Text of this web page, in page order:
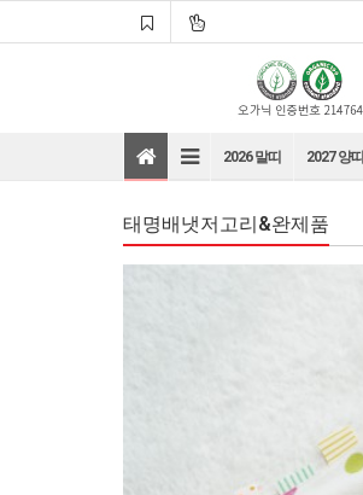
2026 말띠 2027 양띠
태명배냇저고리&완제품